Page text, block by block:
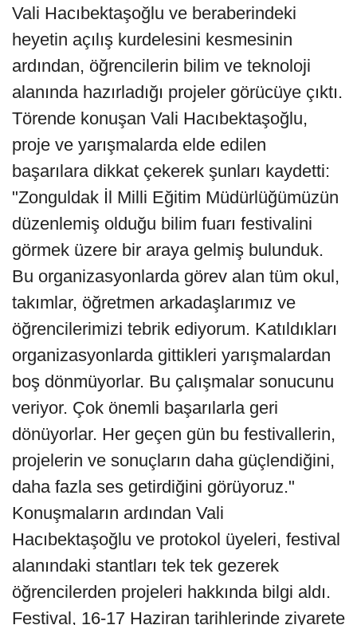
Vali Hacıbektaşoğlu ve beraberindeki
heyetin açılış kurdelesini kesmesinin
ardından, öğrencilerin bilim ve teknoloji
alanında hazırladığı projeler görücüye çıktı.
Törende konuşan Vali Hacıbektaşoğlu,
proje ve yarışmalarda elde edilen
başarılara dikkat çekerek şunları kaydetti:
"Zonguldak İl Milli Eğitim Müdürlüğümüzün
düzenlemiş olduğu bilim fuarı festivalini
görmek üzere bir araya gelmiş bulunduk.
Bu organizasyonlarda görev alan tüm okul,
takımlar, öğretmen arkadaşlarımız ve
öğrencilerimizi tebrik ediyorum. Katıldıkları
organizasyonlarda gittikleri yarışmalardan
boş dönmüyorlar. Bu çalışmalar sonucunu
veriyor. Çok önemli başarılarla geri
dönüyorlar. Her geçen gün bu festivallerin,
projelerin ve sonuçların daha güçlendiğini,
daha fazla ses getirdiğini görüyoruz."
Konuşmaların ardından Vali
Hacıbektaşoğlu ve protokol üyeleri, festival
alanındaki stantları tek tek gezerek
öğrencilerden projeleri hakkında bilgi aldı.
Festival, 16-17 Haziran tarihlerinde ziyarete